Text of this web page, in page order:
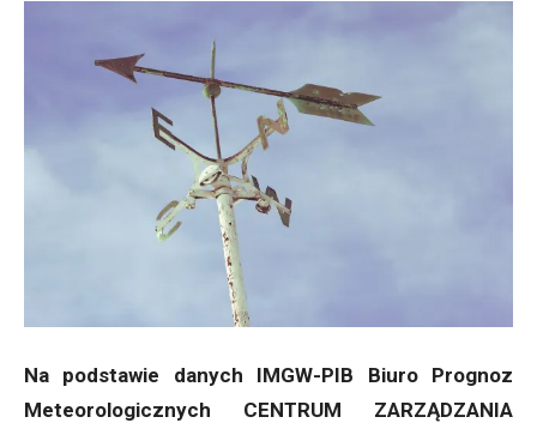
Na podstawie danych IMGW-PIB Biuro Prognoz
Meteorologicznych CENTRUM ZARZĄDZANIA